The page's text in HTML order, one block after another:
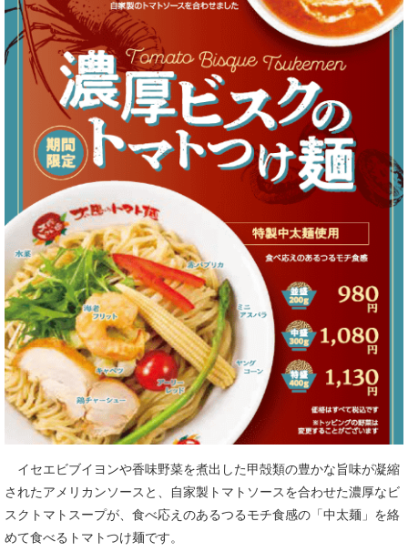
イセエビブイヨンや香味野菜を煮出した甲殻類の豊かな旨味が凝縮
されたアメリカンソースと、自家製トマトソースを合わせた濃厚なビ
スクトマトスープが、食べ応えのあるつるモチ食感の「中太麺」を絡
めて食べるトマトつけ麺です。